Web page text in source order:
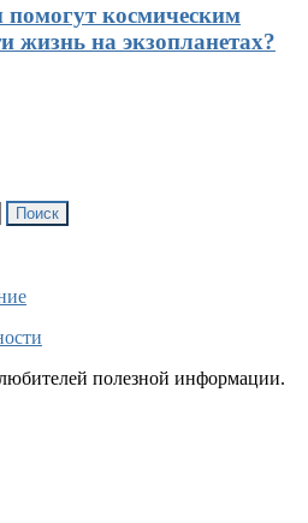
космическим
жизнь на экзопланетах?
полезной информации.